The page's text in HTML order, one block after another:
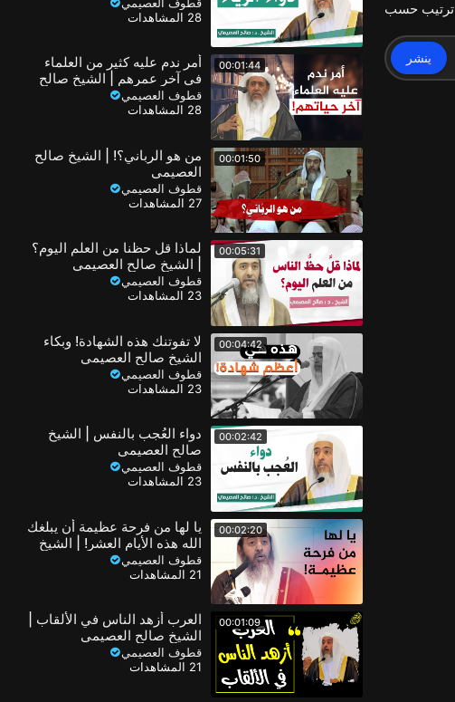
ترتيب حسب
ينشر
28 المشاهدات
00:01:44
أمر ندم عليه كثير من العلماء
في آخر عمرهم | الشيخ صالح
العصيمي
قطوف العصيمي
28 المشاهدات
00:01:50
من هو الرباني؟! | الشيخ صالح
العصيمي
قطوف العصيمي
27 المشاهدات
00:05:31
لماذا قل حظنا من العلم اليوم؟
| الشيخ صالح العصيمي
قطوف العصيمي
23 المشاهدات
00:04:42
لا تفوتنك هذه الشهادة! وبكاء
الشيخ صالح العصيمي
قطوف العصيمي
23 المشاهدات
00:02:42
دواء العُجب بالنفس | الشيخ
صالح العصيمي
قطوف العصيمي
23 المشاهدات
00:02:20
يا لها من فرحة عظيمة أن يبلغك
الله هذه الأيام العشر! | الشيخ
صالح العصيمي
قطوف العصيمي
21 المشاهدات
00:01:09
العرب أزهد الناس في الألقاب |
الشيخ صالح العصيمي
قطوف العصيمي
21 المشاهدات